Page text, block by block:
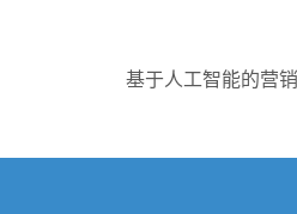
基于人工智能的营